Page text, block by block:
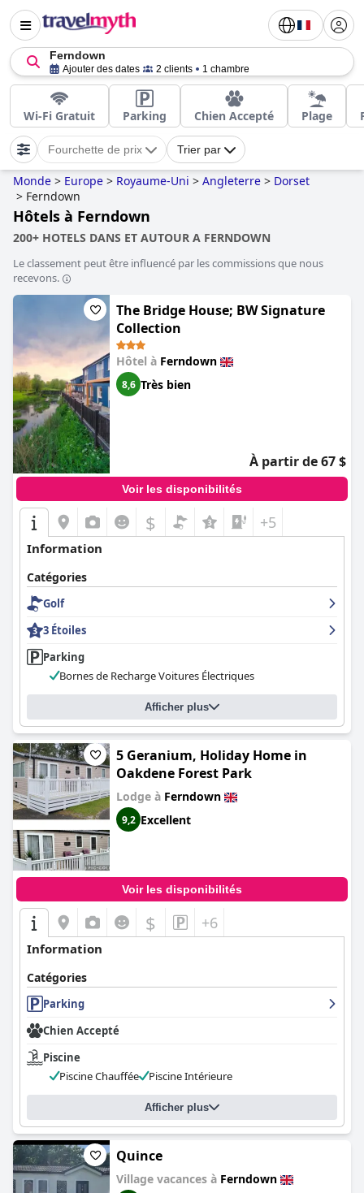
Ferndown
Ajouter des dates 2 clients 1 chambre
Wi-Fi Gratuit Parking Chien Accepté Plage
Fourchette de prix Trier par
Monde > Europe > Royaume-Uni > Angleterre > Dorset
> Ferndown
Hôtels à Ferndown
200+ HOTELS DANS ET AUTOUR A FERNDOWN
Le classement peut être influencé par les commissions que nous
recevons.
The Bridge House; BW Signature
Collection
Hôtel à Ferndown
8,6 Très bien
À partir de 67 $
Voir les disponibilités
$ +5
Information
Catégories
Golf
3 Étoiles
Parking
Bornes de Recharge Voitures Électriques
Afficher plus
5 Geranium, Holiday Home in
Oakdene Forest Park
Lodge à Ferndown
9,2 Excellent
Voir les disponibilités
$ +6
Information
Catégories
Parking
Chien Accepté
Piscine
Piscine Chauffée
Piscine Intérieure
Afficher plus
Quince
Village vacances à Ferndown